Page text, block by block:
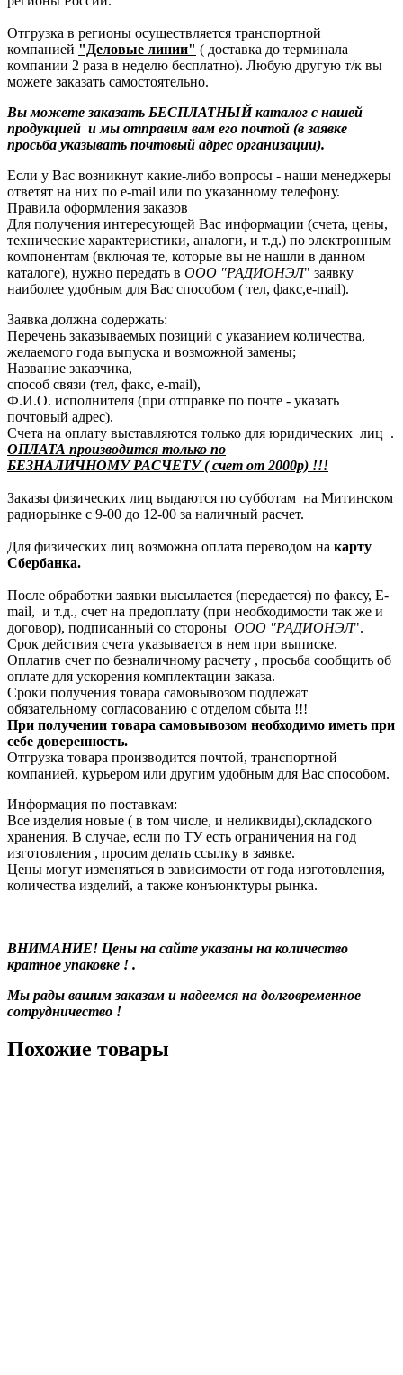
Отгрузка в регионы осуществляется транспортной
компанией "Деловые линии" ( доставка до терминала
компании 2 раза в неделю бесплатно). Любую другую т/к вы
можете заказать самостоятельно.
Вы можете заказать БЕСПЛАТНЫЙ каталог с нашей
продукцией и мы отправим вам его почтой (в заявке
просьба указывать почтовый адрес организации).
Если у Вас возникнут какие-либо вопросы - наши менеджеры
ответят на них по e-mail или по указанному телефону.
Правила оформления заказов
Для получения интересующей Вас информации (счета, цены,
технические характеристики, аналоги, и т.д.) по электронным
компонентам (включая те, которые вы не нашли в данном
каталоге), нужно передать в ООО "РАДИОНЭЛ" заявку
наиболее удобным для Вас способом ( тел, факс,e-mail).
Заявка должна содержать:
Перечень заказываемых позиций с указанием количества,
желаемого года выпуска и возможной замены;
Название заказчика,
способ связи (тел, факс, e-mail),
Ф.И.О. исполнителя (при отправке по почте - указать
почтовый адрес).
Счета на оплату выставляются только для юридических лиц .
ОПЛАТА производится только по
БЕЗНАЛИЧНОМУ РАСЧЕТУ ( счет от 2000р) !!!
Заказы физических лиц выдаются по субботам на Митинском
радиорынке с 9-00 до 12-00 за наличный расчет.
Для физических лиц возможна оплата переводом на карту
Сбербанка.
После обработки заявки высылается (передается) по факсу, E-
mail, и т.д., счет на предоплату (при необходимости так же и
договор), подписанный со стороны ООО "РАДИОНЭЛ".
Срок действия счета указывается в нем при выписке.
Оплатив счет по безналичному расчету , просьба сообщить об
оплате для ускорения комплектации заказа.
Сроки получения товара самовывозом подлежат
обязательному согласованию с отделом сбыта !!!
При получении товара самовывозом необходимо иметь при
себе доверенность.
Отгрузка товара производится почтой, транспортной
компанией, курьером или другим удобным для Вас способом.
Информация по поставкам:
Все изделия новые ( в том числе, и неликвиды),складского
хранения. В случае, если по ТУ есть ограничения на год
изготовления , просим делать ссылку в заявке.
Цены могут изменяться в зависимости от года изготовления,
количества изделий, а также конъюнктуры рынка.
ВНИМАНИЕ! Цены на сайте указаны на количество
кратное упаковке ! .
Мы рады вашим заказам и надеемся на долговременное
сотрудничество !
Похожие товары